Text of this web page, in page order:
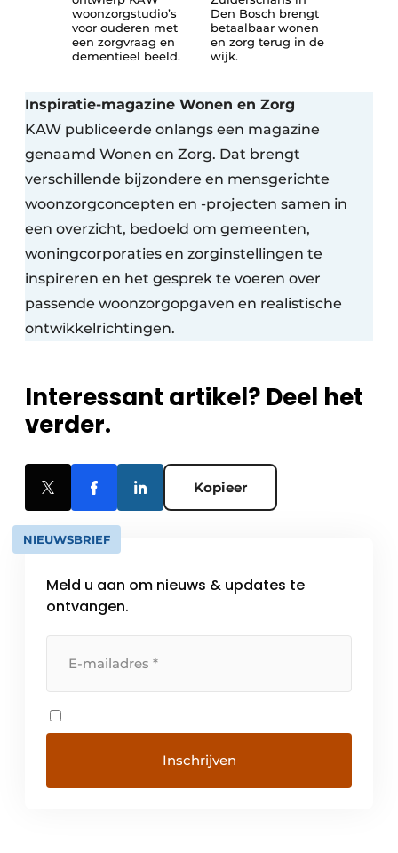
woonzorgstudio’s
voor ouderen met
een zorgvraag en
dementieel beeld.
Den Bosch brengt
betaalbaar wonen
en zorg terug in de
wijk.
Inspiratie-magazine Wonen en Zorg
KAW publiceerde onlangs een magazine
genaamd Wonen en Zorg. Dat brengt
verschillende bijzondere en mensgerichte
woonzorgconcepten en -projecten samen in
een overzicht, bedoeld om gemeenten,
woningcorporaties en zorginstellingen te
inspireren en het gesprek te voeren over
passende woonzorgopgaven en realistische
ontwikkelrichtingen.
Interessant artikel? Deel het
verder.
Kopieer
NIEUWSBRIEF
Meld u aan om nieuws & updates te
ontvangen.